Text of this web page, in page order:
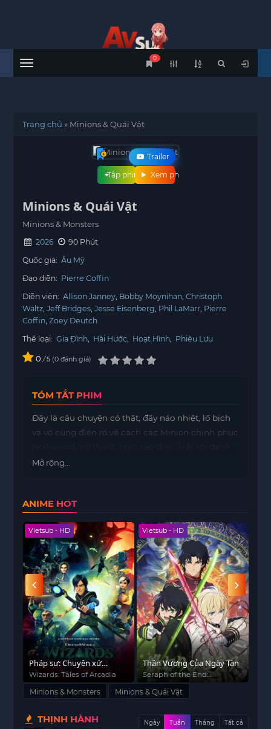
Menu
0
Trang chủ » Minions & Quái Vật
Trailer
Xem phim
Tập phim
Minions & Quái Vật
Minions & Monsters
2026
90 Phút
Quốc gia: Âu Mỹ
Đạo diễn: Pierre Coffin
Diễn viên: Allison Janney Bobby Moynihan Christoph
Waltz Jeff Bridges Jesse Eisenberg Phil LaMarr Pierre
Coffin Zoey Deutch
Thể loại: Gia Đình, Hài Hước, Hoạt Hình, Phiêu Lưu
0 / 5 0 đánh giá
TÓM TẮT PHIM
Đây là câu chuyện có thật, đầy náo nhiệt, lố bịch
và vô cùng điên rồ về cách các Minion chinh phục
mất tất cả, vô tình giải phóng những quái vật ra
mà họ đã gây ra.
Mở rộng...
ANIME HOT
Vietsub - HD
Pháp sư: Chuyện xứ
Arcadia
Wizards: Tales of Arcadia
Vietsub - HD
Thần Vương Của Ngày Tàn
Seraph of the End:
Vampire Reign
Minions & Monsters Minions & Quái Vật
THỊNH HÀNH Ngày Tuần Tháng Tất cả